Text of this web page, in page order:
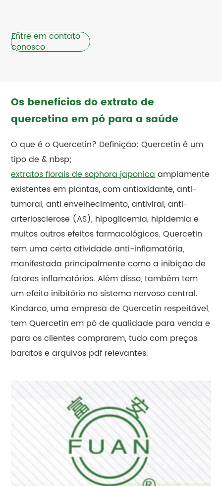
Entre em contato
conosco
Os benefícios do extrato de
quercetina em pó para a saúde
O que é o Quercetin? Definição: Quercetin é um
tipo de & nbsp;
extratos florais de sophora japonicaamplamente
existentes em plantas, com antioxidante, anti-
tumoral, anti envelhecimento, antiviral, anti-
arteriosclerose (AS), hipoglicemia, hipidemia e
muitos outros efeitos farmacológicos. Quercetin
tem uma certa atividade anti-inflamatória,
manifestada principalmente como a inibição de
fatores inflamatórios. Além disso, também tem
um efeito inibitório no sistema nervoso central.
Kindarco, uma empresa de Quercetin respeitável,
tem Quercetin em pó de qualidade para venda e
para os clientes comprarem, tudo com preços
baratos e arquivos pdf relevantes.